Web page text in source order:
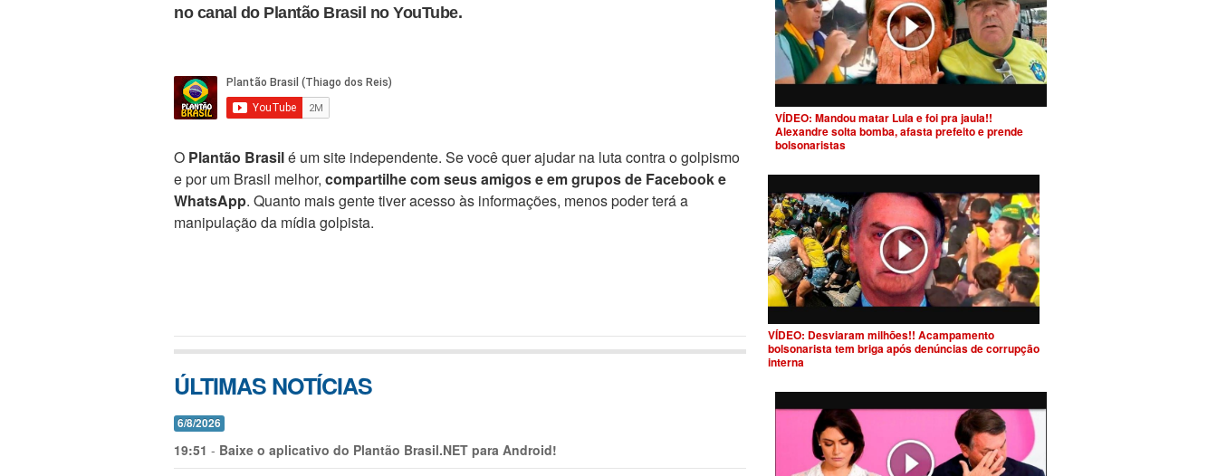
no canal do Plantão Brasil no YouTube.
O Plantão Brasilé um site independente. Se você quer ajudar na luta contra o golpismo
e por um Brasil melhor, compartilhe com seus amigos e em grupos de Facebook e
WhatsApp. Quanto mais gente tiver acesso às informações, menos poder terá a
manipulação da mídia golpista.
ÚLTIMAS NOTÍCIAS
6/8/2026
19:51 - Baixe o aplicativo do Plantão Brasil.NET para Android!
VÍDEO: Mandou matar Lula e foi pra jaula!!
Alexandre solta bomba, afasta prefeito e prende
bolsonaristas
VÍDEO: Desviaram milhões!! Acampamento
bolsonarista tem briga após denúncias de corrupção
interna